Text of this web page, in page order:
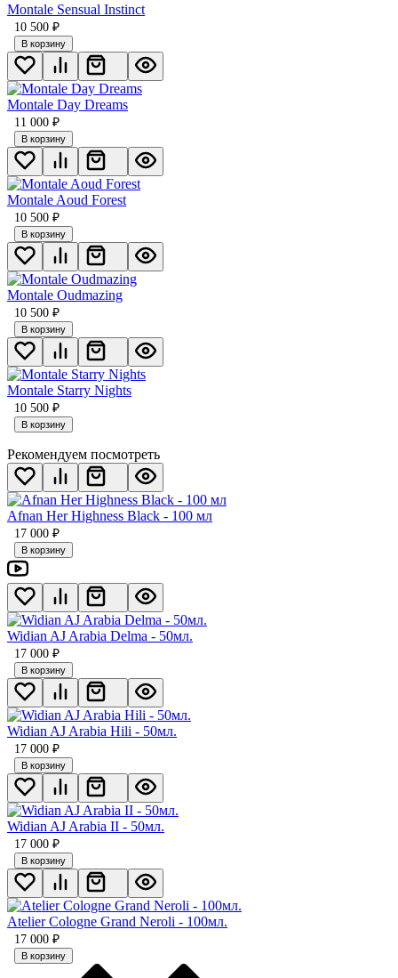
Montale Sensual Instinct
10 500 ₽
В корзину
Montale Day Dreams
11 000 ₽
В корзину
Montale Aoud Forest
10 500 ₽
В корзину
Montale Oudmazing
10 500 ₽
В корзину
Montale Starry Nights
10 500 ₽
В корзину
Рекомендуем посмотреть
Afnan Her Highness Black - 100 мл
17 000 ₽
В корзину
Widian AJ Arabia Delma - 50мл.
17 000 ₽
В корзину
Widian AJ Arabia Hili - 50мл.
17 000 ₽
В корзину
Widian AJ Arabia II - 50мл.
17 000 ₽
В корзину
Atelier Cologne Grand Neroli - 100мл.
17 000 ₽
В корзину